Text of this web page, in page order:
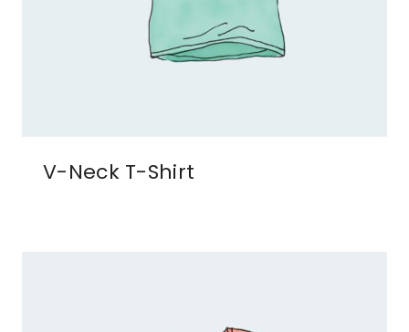
V-Neck T-Shirt